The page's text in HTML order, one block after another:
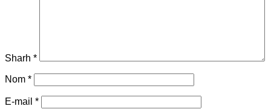
Sharh *
Nom *
E-mail *